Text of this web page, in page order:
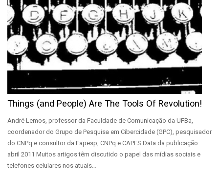
Things (and People) Are The Tools Of Revolution!
André Lemos, professor da Faculdade de Comunicação da UFBa,
coordenador do Grupo de Pesquisa em Cibercidade (GPC), pesquisador
do CNPq e consultor da Fapesp, CNPq e CAPES Data da publicação:
abril 2011 Muitos artigos têm discutido o papel das mídias sociais e
telefones celulares nos atuais…